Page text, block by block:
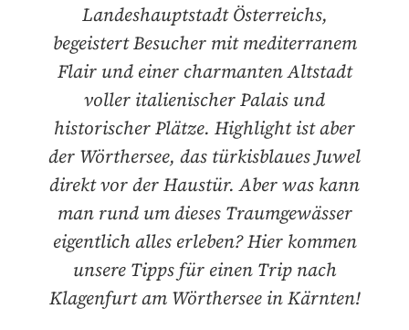
Landeshauptstadt Österreichs,
begeistert Besucher mit mediterranem
Flair und einer charmanten Altstadt
voller italienischer Palais und
historischer Plätze. Highlight ist aber
der Wörthersee, das türkisblaues Juwel
direkt vor der Haustür. Aber was kann
man rund um dieses Traumgewässer
eigentlich alles erleben? Hier kommen
unsere Tipps für einen Trip nach
Klagenfurt am Wörthersee in Kärnten!